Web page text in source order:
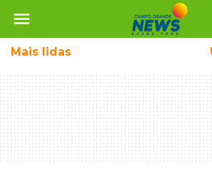
menu
Mais lidas